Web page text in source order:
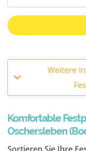
Weitere
Komfortable
Oschersleben